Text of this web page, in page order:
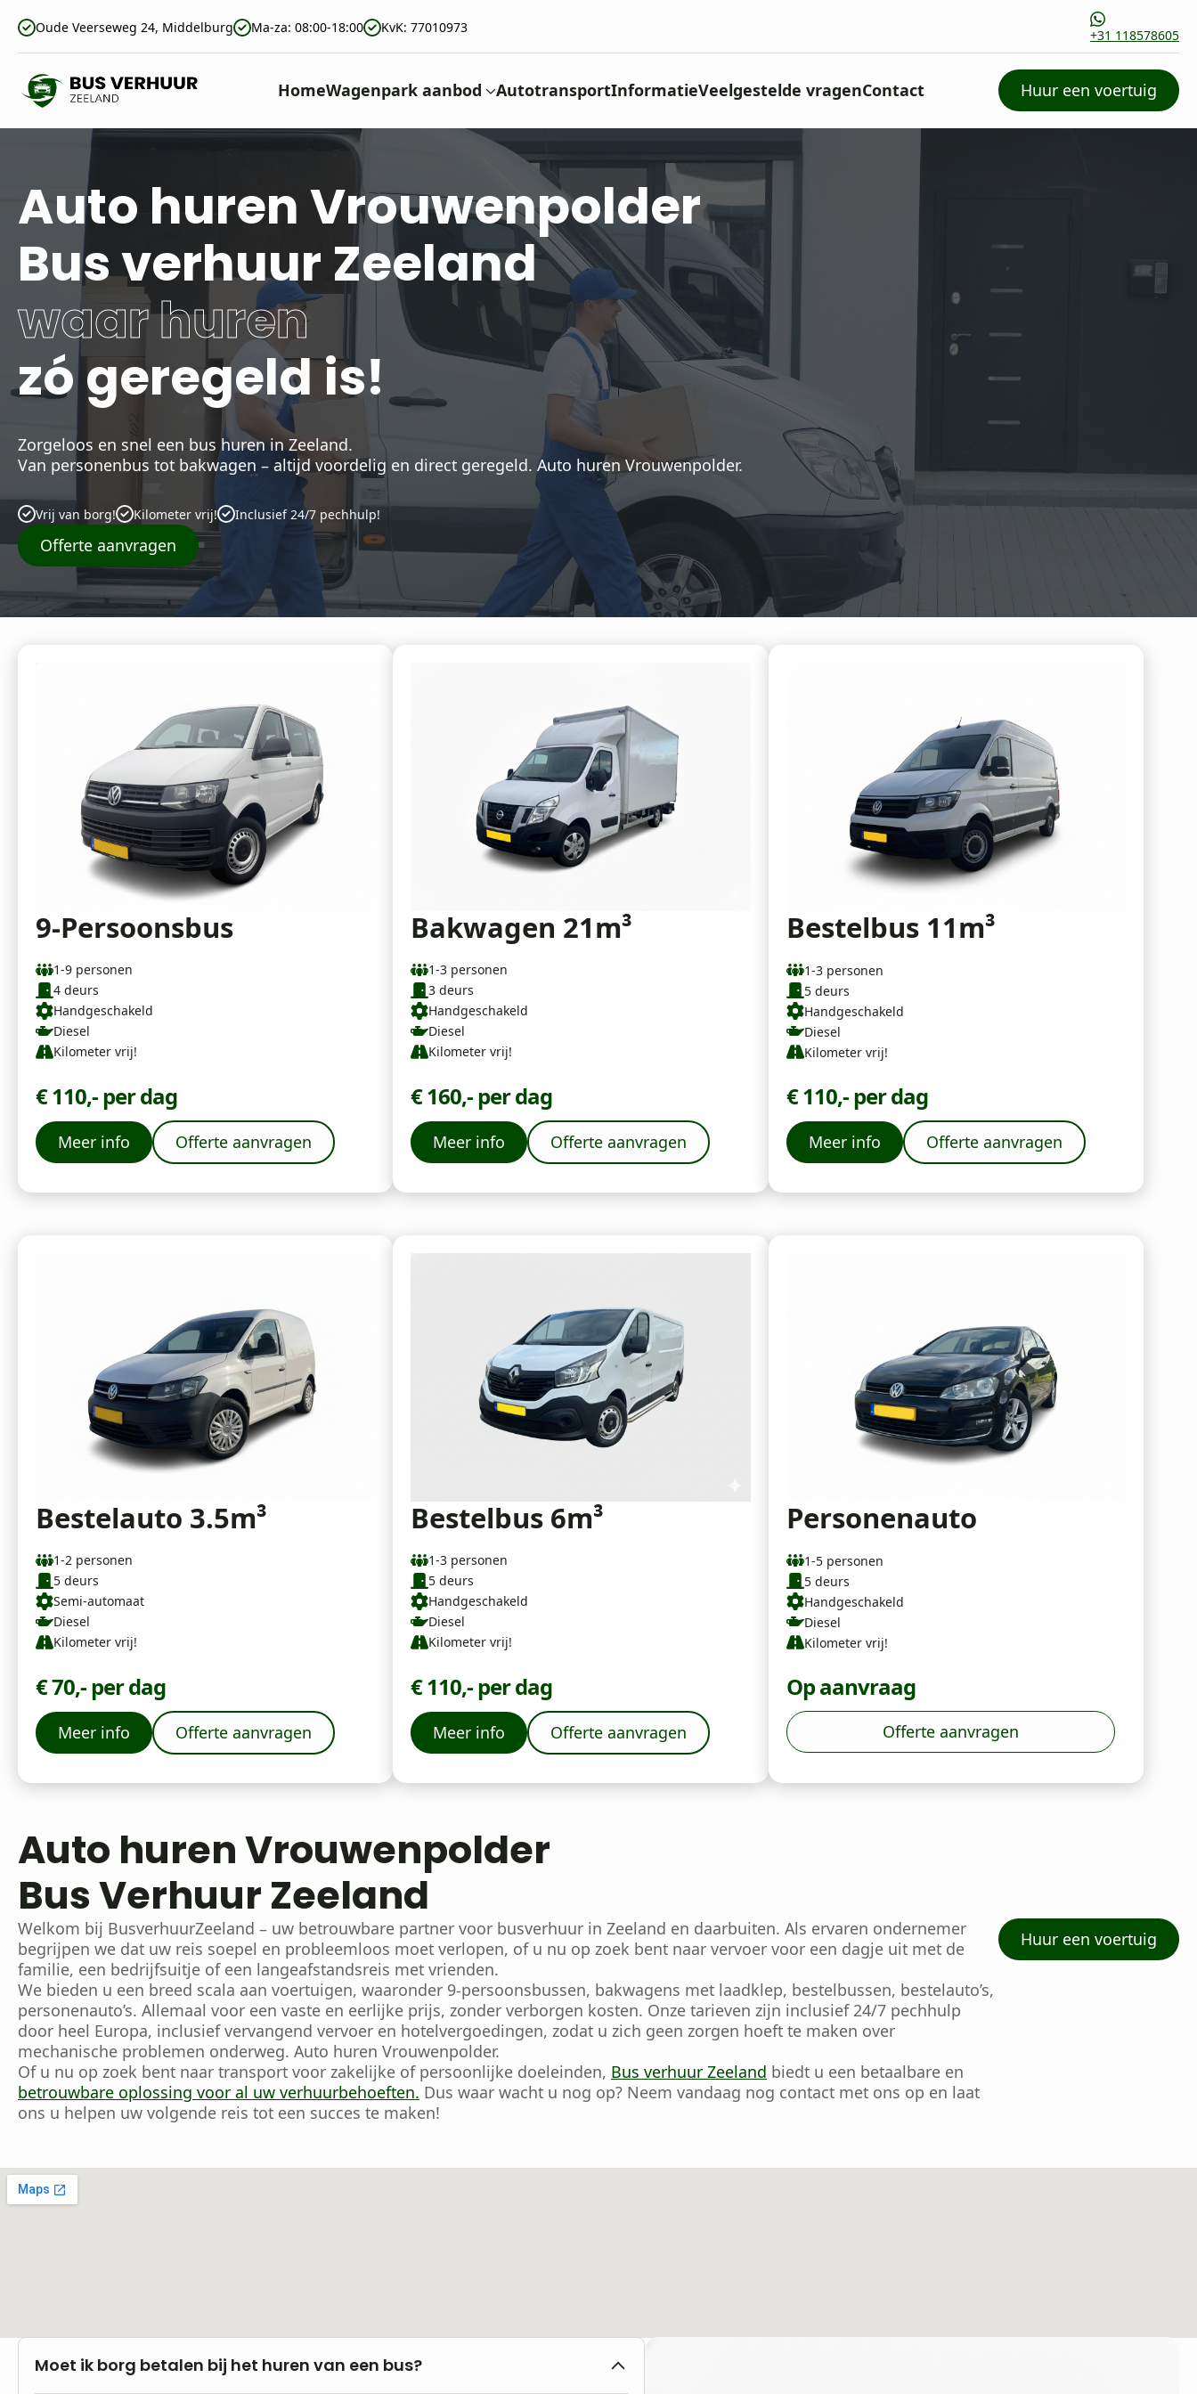
Oude Veerseweg 24, Middelburg Ma-za: 08:00-18:00 KvK: 77010973 +31 118578605
HomeWagenpark aanbod AutotransportInformatieVeelgestelde vragenContact Huur een voertuig
Auto huren Vrouwenpolder
Bus verhuur Zeeland
waar huren
zó geregeld is!
Zorgeloos en snel een bus huren in Zeeland.
Van personenbus tot bakwagen – altijd voordelig en direct geregeld. Auto huren Vrouwenpolder.
Vrij van borg! Kilometer vrij! Inclusief 24/7 pechhulp!
Offerte aanvragen
9-Persoonsbus
1-9 personen
4 deurs
Handgeschakeld
Diesel
Kilometer vrij!
€ 110,- per dag
Meer info Offerte aanvragen
Bakwagen 21m³
1-3 personen
3 deurs
Handgeschakeld
Diesel
Kilometer vrij!
€ 160,- per dag
Meer info Offerte aanvragen
Bestelbus 11m³
1-3 personen
5 deurs
Handgeschakeld
Diesel
Kilometer vrij!
€ 110,- per dag
Meer info Offerte aanvragen
Bestelauto 3.5m³
1-2 personen
5 deurs
Semi-automaat
Diesel
Kilometer vrij!
€ 70,- per dag
Meer info Offerte aanvragen
Bestelbus 6m³
1-3 personen
5 deurs
Handgeschakeld
Diesel
Kilometer vrij!
€ 110,- per dag
Meer info Offerte aanvragen
Personenauto
1-5 personen
5 deurs
Handgeschakeld
Diesel
Kilometer vrij!
Op aanvraag
Offerte aanvragen
Auto huren Vrouwenpolder
Bus Verhuur Zeeland
Welkom bij BusverhuurZeeland – uw betrouwbare partner voor busverhuur in Zeeland en daarbuiten. Als ervaren ondernemer
begrijpen we dat uw reis soepel en probleemloos moet verlopen, of u nu op zoek bent naar vervoer voor een dagje uit met de
familie, een bedrijfsuitje of een langeafstandsreis met vrienden.
We bieden u een breed scala aan voertuigen, waaronder 9-persoonsbussen, bakwagens met laadklep, bestelbussen, bestelauto’s,
personenauto’s. Allemaal voor een vaste en eerlijke prijs, zonder verborgen kosten. Onze tarieven zijn inclusief 24/7 pechhulp
door heel Europa, inclusief vervangend vervoer en hotelvergoedingen, zodat u zich geen zorgen hoeft te maken over
mechanische problemen onderweg. Auto huren Vrouwenpolder.
Of u nu op zoek bent naar transport voor zakelijke of persoonlijke doeleinden, Bus verhuur Zeeland biedt u een betaalbare en
betrouwbare oplossing voor al uw verhuurbehoeften. Dus waar wacht u nog op? Neem vandaag nog contact met ons op en laat
ons u helpen uw volgende reis tot een succes te maken!
Huur een voertuig
Moet ik borg betalen bij het huren van een bus?